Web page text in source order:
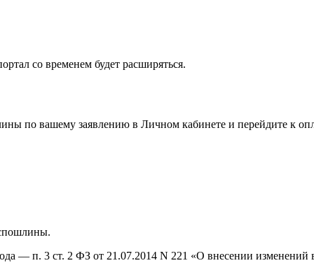
со временем будет расширяться.
по вашему заявлению в Личном кабинете и перейдите к
— п. 3 ст. 2 ФЗ от 21.07.2014 N 221 «О внесении изменений